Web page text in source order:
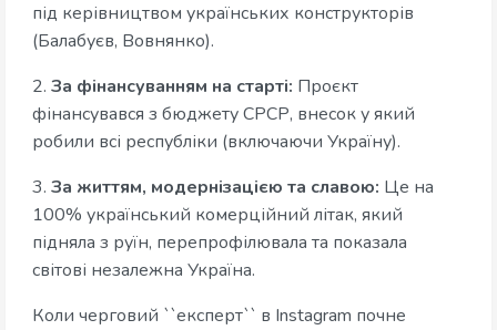
під керівництвом українських конструкторів
(Балабуєв, Вовнянко).
2. За фінансуванням на старті: Проєкт
фінансувався з бюджету СРСР, внесок у який
робили всі республіки (включаючи Україну).
3. За життям, модернізацією та славою: Це на
100% український комерційний літак, який
підняла з руїн, перепрофілювала та показала
світові незалежна Україна.
Коли черговий ``експерт`` в Instagram почне